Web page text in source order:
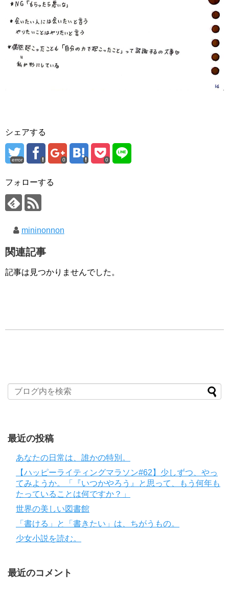
シェアする
error 0 0
フォローする
mininonnon
関連記事
記事は見つかりませんでした。
最近の投稿
あなたの日常は、誰かの特別。
【ハッピーライティングマラソン#62】少しずつ、やっ
てみようか。「『いつかやろう』と思って、もう何年も
たっていることは何ですか？」
世界の美しい図書館
「書ける」と「書きたい」は、ちがうもの。
少女小説を読む。
最近のコメント